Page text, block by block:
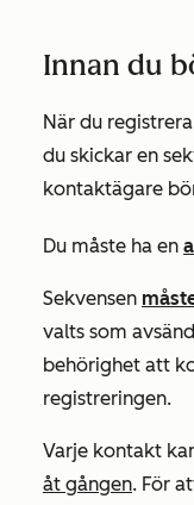
Innan du
När du
du skickar en
kontaktägare
Du måste ha en
Sekvensen
valts som
behörighet att
registreringen.
Varje kontakt
åt gången. För